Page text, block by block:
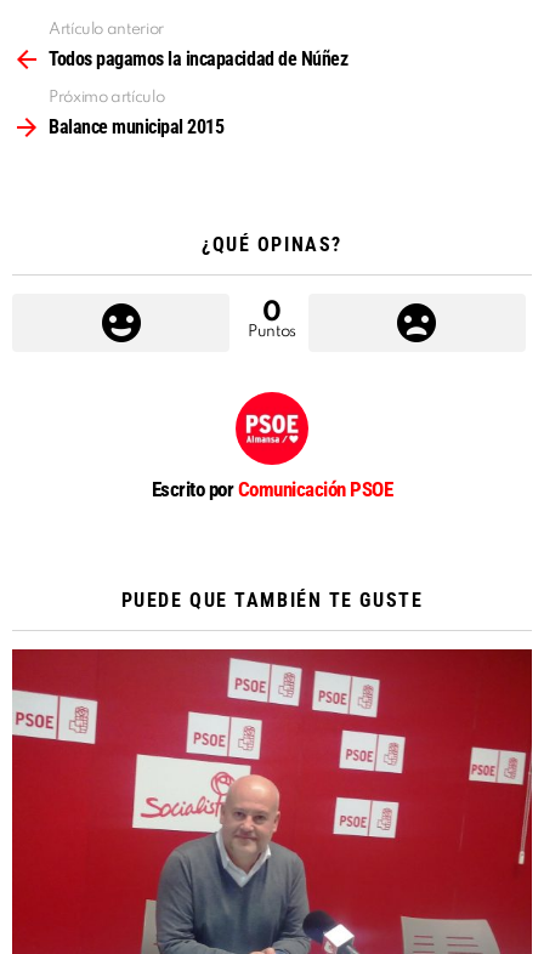
más
Artículo anterior
Todos pagamos la incapacidad de Núñez
Próximo artículo
Balance municipal 2015
¿QUÉ OPINAS?
0
Puntos
Escrito porComunicación PSOE
PUEDE QUE TAMBIÉN TE GUSTE